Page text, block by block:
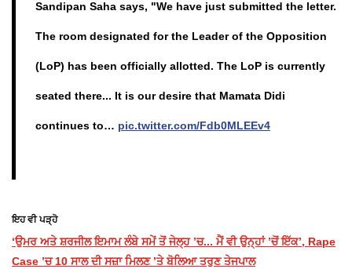
Sandipan Saha says, "We have just submitted the letter.
The room designated for the Leader of the Opposition
(LoP) has been officially allotted. The LoP is currently
seated there... It is our desire that Mamata Didi
continues to… pic.twitter.com/Fdb0MLEEv4
ਇਹ ਵੀ ਪੜ੍ਹੋ
‘ਉਮਰ ਅਤੇ ਸ਼ਰਜੀਲ ਇਮਾਮ ਲੰਬੇ ਸਮੇਂ ਤੋਂ ਜੇਲ੍ਹ ’ਚ... ਮੈਂ ਵੀ ਉਨ੍ਹਾਂ ’ਚੋਂ ਇੱਕ’, Rape
Case ’ਚ 10 ਸਾਲ ਦੀ ਸਜ਼ਾ ਮਿਲਣ ’ਤੇ ਬੋਲਿਆ ਤਰੁਣ ਤੇਜਪਾਲ